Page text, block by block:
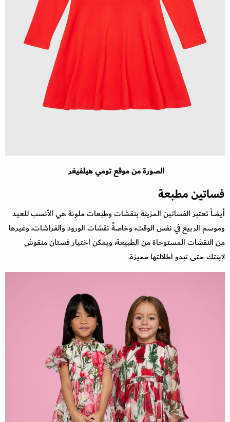
الصورة من موقع تومي هيلفيغر
فساتين مطبعة
أيضاً تعتبر الفساتين المزينة بنقشات وطبعات ملونة هي الأنسب للعيد
وموسم الربيع في نفس الوقت، وخاصةً نقشات الورود والفراشات، وغيرها
من النقشات المستوحاة من الطبيعة، ويمكن اختيار فستان منقوش
لإبنتك حتى تبدو اطلالتها مميزة.